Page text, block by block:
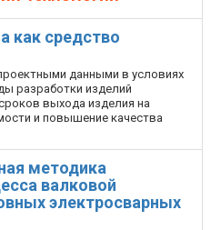
как средство
данными в условиях
разработки изделий
выхода изделия на
и повышение качества
методика
валковой
электросварных